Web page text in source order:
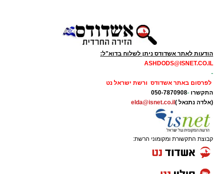
הודעות לאתר אשדודס ניתן לשלוח בדוא"ל:
ASHDODS@ISNET.CO.IL
-
לפרסום באתר אשדודס ורשת ישראל נט
התקשרו -
050-7870908
(אלדה נתנאל ) elda@isnet.co.il
קבוצת התקשורת ומקומוני הרשת: